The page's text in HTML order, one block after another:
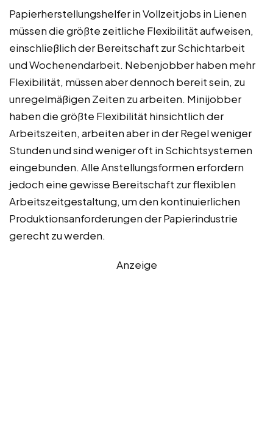
Papierherstellungshelfer in Vollzeitjobs in Lienen
müssen die größte zeitliche Flexibilität aufweisen,
einschließlich der Bereitschaft zur Schichtarbeit
und Wochenendarbeit. Nebenjobber haben mehr
Flexibilität, müssen aber dennoch bereit sein, zu
unregelmäßigen Zeiten zu arbeiten. Minijobber
haben die größte Flexibilität hinsichtlich der
Arbeitszeiten, arbeiten aber in der Regel weniger
Stunden und sind weniger oft in Schichtsystemen
eingebunden. Alle Anstellungsformen erfordern
jedoch eine gewisse Bereitschaft zur flexiblen
Arbeitszeitgestaltung, um den kontinuierlichen
Produktionsanforderungen der Papierindustrie
gerecht zu werden.
Anzeige